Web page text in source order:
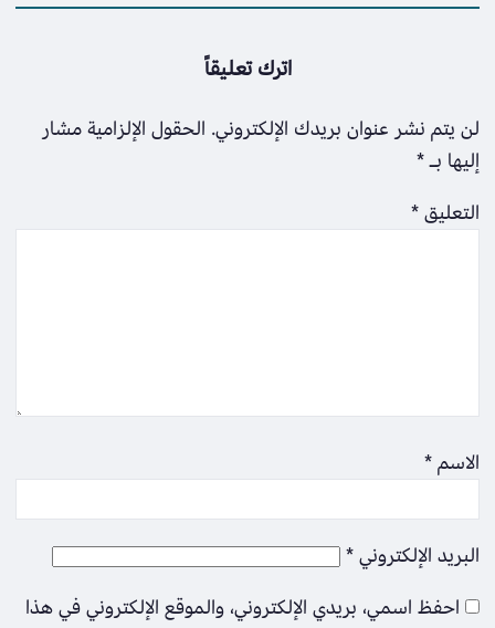
اترك تعليقاً
لن يتم نشر عنوان بريدك الإلكتروني. الحقول الإلزامية مشار
إليها بـ*
التعليق*
الاسم*
البريد الإلكتروني*
احفظ اسمي، بريدي الإلكتروني، والموقع الإلكتروني في هذا